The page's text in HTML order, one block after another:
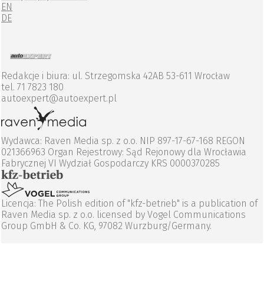
EN
DE
Redakcje i biura: ul. Strzegomska 42AB 53-611 Wrocław
tel. 71 7823 180
autoexpert@autoexpert.pl
Wydawca: Raven Media sp. z o.o. NIP 897-17-67-168 REGON
021366963 Organ Rejestrowy: Sąd Rejonowy dla Wrocławia
Fabrycznej VI Wydział Gospodarczy KRS 0000370285
Licencja: The Polish edition of "kfz-betrieb" is a publication of
Raven Media sp. z o.o. licensed by Vogel Communications
Group GmbH & Co. KG, 97082 Wurzburg/Germany.